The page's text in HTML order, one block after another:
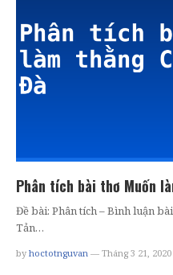
Phân tích bài thơ Muốn
Đề bài: Phân tích – Bình luận
Tản…
by hoctotnguvan — Tháng 3 21, 2020